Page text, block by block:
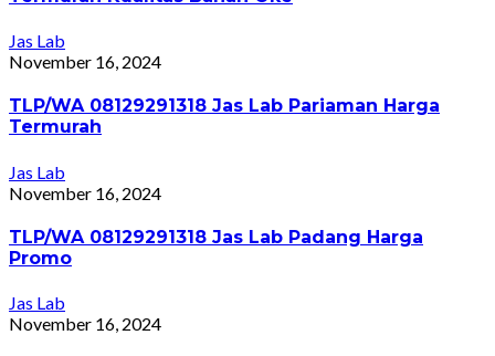
Jas Lab
November 16, 2024
TLP/WA 08129291318 Jas Lab Pariaman Harga
Termurah
Jas Lab
November 16, 2024
TLP/WA 08129291318 Jas Lab Padang Harga
Promo
Jas Lab
November 16, 2024